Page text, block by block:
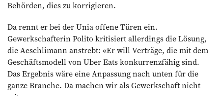
Behörden, dies zu korrigieren.
Da rennt er bei der Unia offene Türen ein.
Gewerkschafterin Polito kritisiert allerdings die Lösung,
die Aeschlimann anstrebt: «Er will Verträge, die mit dem
Geschäftsmodell von Uber Eats konkurrenzfähig sind.
Das Ergebnis wäre eine Anpassung nach unten für die
ganze Branche. Da machen wir als Gewerkschaft nicht